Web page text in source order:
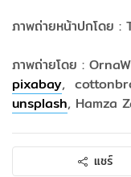
ภาพถ่าย​หน้าปกโดย​ :
ภาพถ่าย​โดย​ :
pixabay,
unsplash, ​Hamza
แชร์